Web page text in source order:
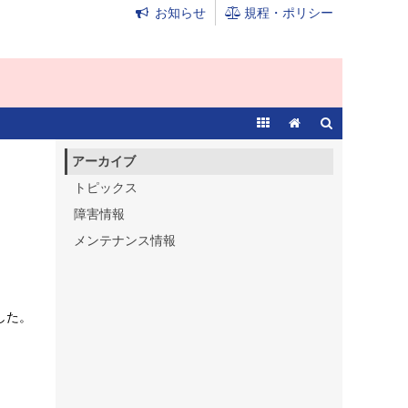
お知らせ 規程・ポリシー
。
アーカイブ
トピックス
障害情報
メンテナンス情報